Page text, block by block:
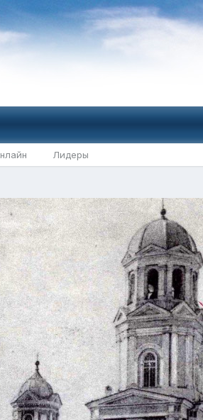
Лидеры